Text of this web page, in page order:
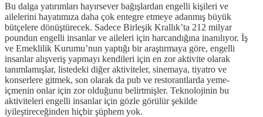
Bu dalga yatırımları hayırsever bağışlardan engelli kişileri ve
ailelerini hayatımıza daha çok entegre etmeye adanmış büyük
bütçelere dönüştürecek. Sadece Birleşik Krallık’ta 212 milyar
poundun engelli insanlar ve aileleri için harcandığına inanılıyor. İş
ve Emeklilik Kurumu’nun yaptığı bir araştırmaya göre, engelli
insanlar alışveriş yapmayı kendileri için en zor aktivite olarak
tanımlamışlar, listedeki diğer aktiviteler, sinemaya, tiyatro ve
konserlere gitmek, son olarak da pub ve restorantlarda yeme-
içmenin onlar için zor olduğunu belirtmişler. Teknolojinin bu
aktiviteleri engelli insanlar için gözle görülür şekilde
iyileştireceğinden hiçbir şüphem yok.